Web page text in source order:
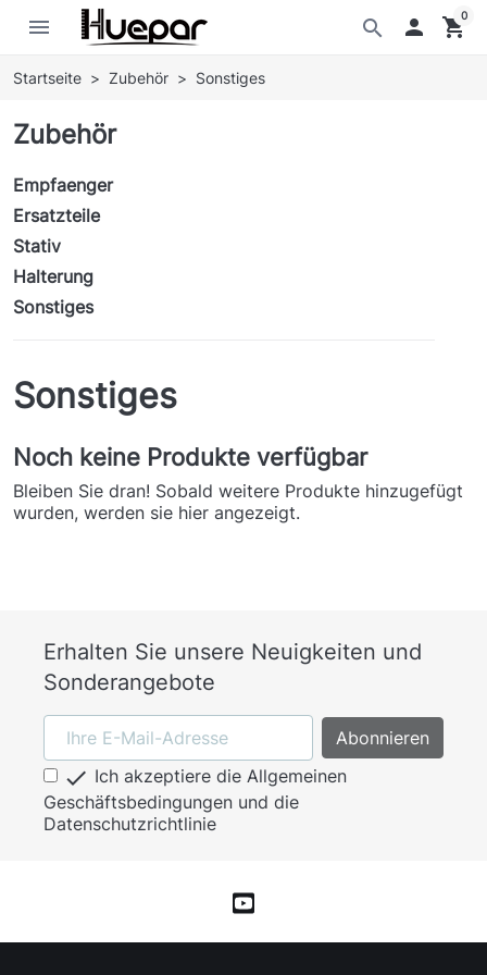
menu search  shopping_cart
0
Startseite Zubehör Sonstiges
Zubehör
Empfaenger
Ersatzteile
Stativ
Halterung
Sonstiges
Sonstiges
Noch keine Produkte verfügbar
Bleiben Sie dran! Sobald weitere Produkte hinzugefügt
wurden, werden sie hier angezeigt.
Erhalten Sie unsere Neuigkeiten und
Sonderangebote
 Ich akzeptiere die Allgemeinen
Geschäftsbedingungen und die
Datenschutzrichtlinie